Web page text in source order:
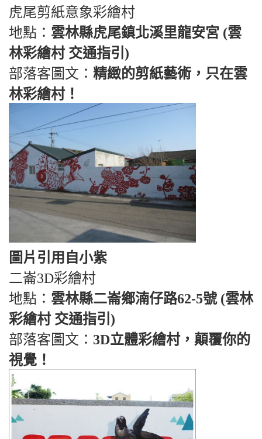
虎尾剪紙意象彩繪村
地點： 雲林縣虎尾鎮北溪里龍安宮 (雲
林彩繪村 交通指引)
部落客圖文： 精緻的剪紙藝術，只在雲
林彩繪村！
圖片引用自小紫
二崙3D彩繪村
地點： 雲林縣二崙鄉湳仔路62-5號 (雲林
彩繪村 交通指引)
部落客圖文： 3D立體彩繪村，顛覆你的
視覺！